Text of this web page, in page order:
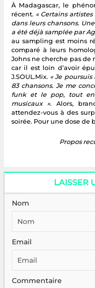
À Madagascar, le
récent. « Certains
dans leurs chansons.
a été déjà samplée par
au sampling est moins
comparé à leurs
Johns ne cherche pas de
car il est loin d’avoir
J.SOUL.Mix. « Je
83 chansons. Je me
funk et le pop, tout en
musicaux ». Alors,
attendez-vous à des
soirée. Pour une dose de
Propos
LAISSER
Nom
Email
Commentaire